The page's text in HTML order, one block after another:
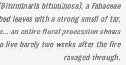
bituminosa), a Fabaceae
leaves with a strong smell of tar,
an entire floral procession shows
live barely two weeks after the fire
ravaged through.